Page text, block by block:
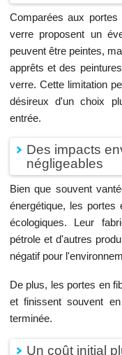
Comparées aux
verre proposent un
peuvent être peintes,
apprêts et des
verre. Cette limitation
désireux d'un choix
entrée.
Des impacts
négligeables
Bien que souvent
énergétique, les
écologiques. Leur
pétrole et d'autres
négatif pour
De plus, les portes en
et finissent souvent
terminée.
Un coût initial